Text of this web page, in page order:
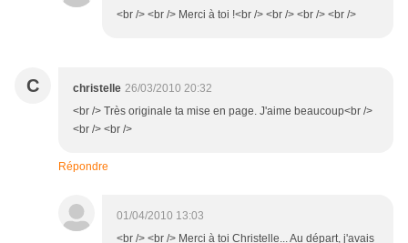
<br /> <br /> Merci à toi !<br /> <br /> <br /> <br />
C christelle 26/03/2010 20:32
<br /> Très originale ta mise en page. J'aime beaucoup<br />
<br /> <br />
Répondre
01/04/2010 13:03
<br /> <br /> Merci à toi Christelle... Au départ, j'avais